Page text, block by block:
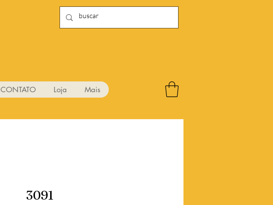
CONTATO Loja Mais
3091